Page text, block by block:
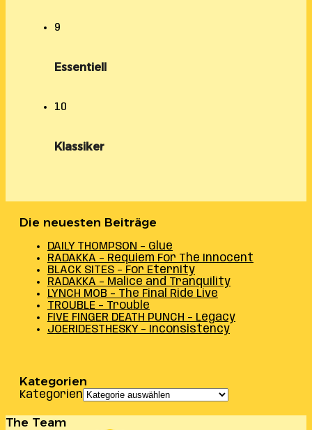
9
Essentiell
10
Klassiker
Die neuesten Beiträge
DAILY THOMPSON – Glue
RADAKKA – Requiem For The Innocent
BLACK SITES – For Eternity
RADAKKA – Malice and Tranquility
LYNCH MOB – The Final Ride Live
TROUBLE – Trouble
FIVE FINGER DEATH PUNCH – Legacy
JOERIDESTHESKY – Inconsistency
Kategorien
Kategorien
The Team